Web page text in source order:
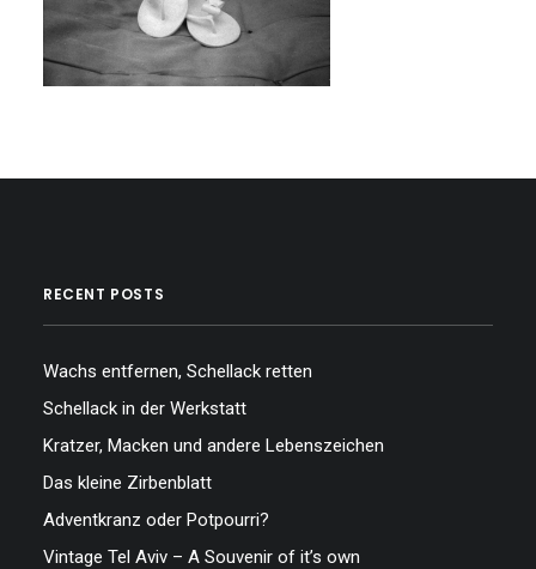
RECENT POSTS
Wachs entfernen, Schellack retten
Schellack in der Werkstatt
Kratzer, Macken und andere Lebenszeichen
Das kleine Zirbenblatt
Adventkranz oder Potpourri?
Vintage Tel Aviv – A Souvenir of it’s own